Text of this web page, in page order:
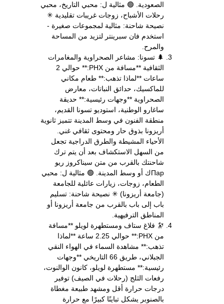
الصعودية. 🟢 مثالية ل: محبي التاريخ، محبي
رحلات الأشباح، زوجات غريبات تقليدية ✳
نصيحة شاحنة: مثالية لمجموعات صغيرة -
استخدم فان سبرينتر لتزيد من المساحة
والمرح.
🌲 تسونا: مشاعر الصحراوية والمغامرات
الثقافية **مسافة من PHX:** حوالي 2
ساعات **لماذا تذهب:** طعام مكاني
للماكسيك، حدائق النباتات، معارض
الصحراوية **وجهات رئيسية:** حديقة
ساغارو الوطنية، استوديو تسونا القديم،
منطقة الفنون في وسط المدينة تتميز ثانوية
أريزونا بذوق حار ومحتوى ثقافي غني.
الأحياء المشيطة والطرق الدراجية تجعل
من السهل الاستكشاف بعد أن يتم ترك
شاحنتك بالقرب من متن سيناكروز ريو
Парك أو وسط المدينة. 🟢 مثالية ل: محبي
الطعام، زوجات، زيارات عائلية للجامعة
(جامعة أريزونا) ✳ نصيحة شاحنة: تسليم
باب إلى باب بالقرب من جامعة أريزونا أو
المناطق الترفيهية.
🔭 فلاغ ستاف ومستطهرة لويلو **مسافة
من PHX:** حوالي 2.25 ساعة **لماذا
تذهب:** مشاهدة السماء في الهواء النقي
الجبلاني، طريق 66 التاريخي **وجهات
رئيسية:** مستطهرة لويلو، كانون الوالنوت،
رفعات الثلج (رحلات في الصيف) توفير
درجات حرارة أقل ومشهد طبيعة مغطاة
بالصنوبر يشكل تباينًا كبيرًا مع حرارة